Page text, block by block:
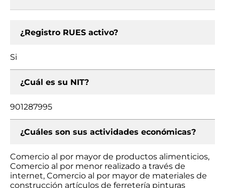
¿Registro RUES activo?
Si
¿Cuál es su NIT?
901287995
¿Cuáles son sus actividades económicas?
Comercio al por mayor de productos alimenticios,
Comercio al por menor realizado a través de
internet, Comercio al por mayor de materiales de
construcción artículos de ferretería pinturas